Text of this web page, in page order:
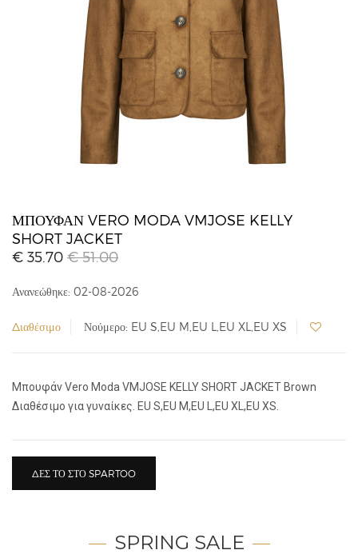
ΜΠΟΥΦΆΝ VERO MODA VMJOSE KELLY
SHORT JACKET
€ 35.70 € 51.00
Ανανεώθηκε: 02-08-2026
Διαθέσιμο Νούμερο: EU S,EU M,EU L,EU XL,EU XS
Μπουφάν Vero Moda VMJOSE KELLY SHORT JACKET Brown
Διαθέσιμο για γυναίκες. EU S,EU M,EU L,EU XL,EU XS.
ΔΕΣ ΤΟ ΣΤΟ SPARTOO
SPRING SALE